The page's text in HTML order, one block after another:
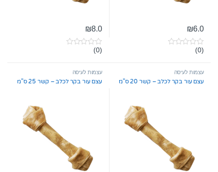
₪6.0
0
t
o
f
(0)
₪8.0
0
t
o
f
(0)
עצמות לעיסה
עצם עור בקר לכלב – קשר 20 ס”מ
עצמות לעיסה
עצם עור בקר לכלב – קשר 25 ס”מ